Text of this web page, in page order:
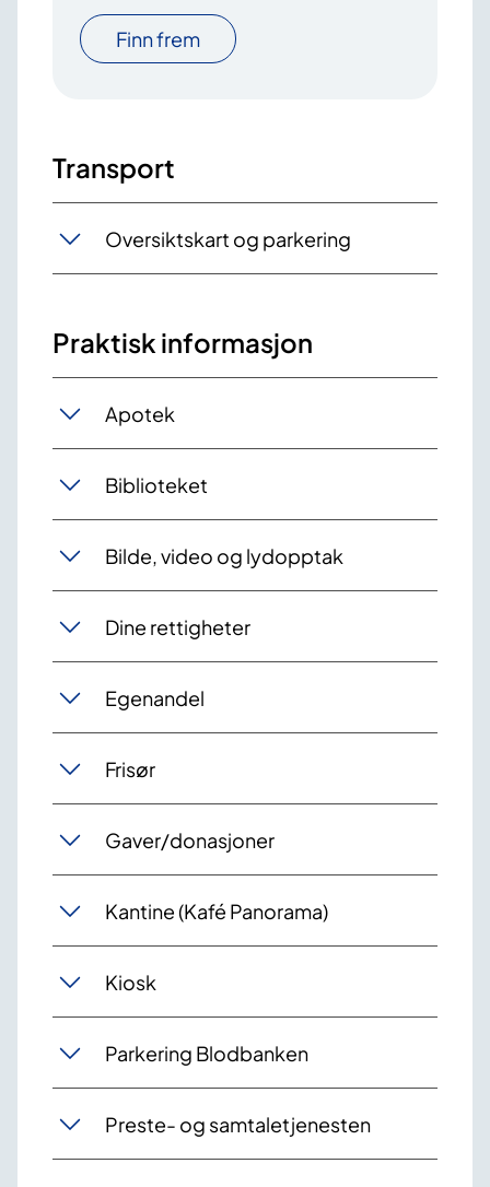
Finn frem
Transport
Oversiktskart og parkering
Praktisk informasjon
Apotek
Biblioteket
Bilde, video og lydopptak
Dine rettigheter
Egenandel
Frisør
Gaver/donasjoner
Kantine (Kafé Panorama)
Kiosk
Parkering Blodbanken
Preste- og samtaletjenesten